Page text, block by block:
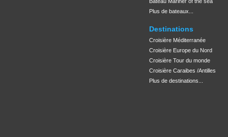
Plus de bateaux...
Destinations
Croisière Méditerranée
Croisière Europe du Nord
Croisière Tour du monde
Croisière Caraibes /Antilles
Plus de destinations...